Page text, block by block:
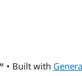
• Built with